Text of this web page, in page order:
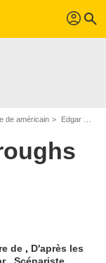
profil search
de américain Edgar Rice Burroughs
de , D'après les